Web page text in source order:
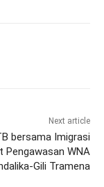
Next article
bersama Imigrasi
Pengawasan WNA
Gili Tramena